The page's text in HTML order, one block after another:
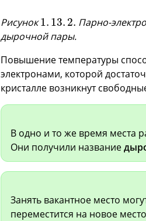
Рисунок1. 13. 2.
1 13 2. Парно-
дырочной пары.
Повышение температуры
электронами, которой
кристалле возникнут
В одно и то же время места
Они получили название
Занять вакантное место
переместится на новое